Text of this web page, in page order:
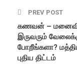
PREV POST
கணவன் –
இருவரும்
போறீங்களா?
புதிய திட்டம்